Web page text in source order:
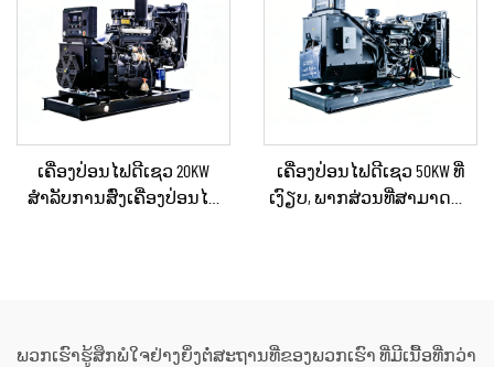
ເຄື່ອງປ່ອນໄຟດີເຊວ 20KW
ສຳລັບການສົ່ງເຄື່ອງປ່ອນໄຟ
ເຄື່ອງປ່ອນໄຟດີເຊວ 50KW ທີ່
ເງົຽບ, ພາກສ່ວນທີ່ສາມາດນຳ
ພວກເຮົາຮູ້ສຶກພໍໃຈຢ່າງຍິ່ງຕໍ່ສະຖານທີ່ຂອງພວກເຮົາ ທີ່ມີເນື້ອທີ່ກວ່າ